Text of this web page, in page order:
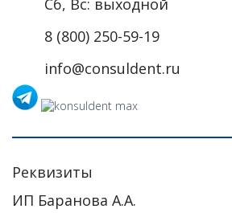
8 (800) 250-59-19
info@consuldent.ru
Реквизиты
ИП Баранова А.А.